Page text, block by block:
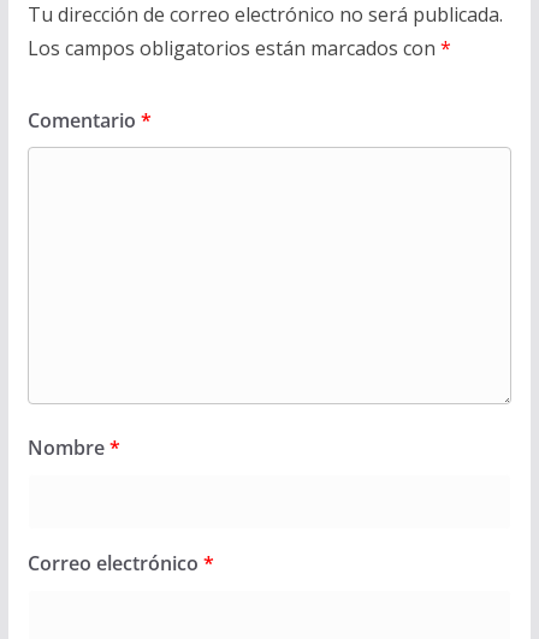
Tu dirección de correo electrónico no será publicada.
Los campos obligatorios están marcados con *
Comentario *
Nombre*
Correo electrónico *